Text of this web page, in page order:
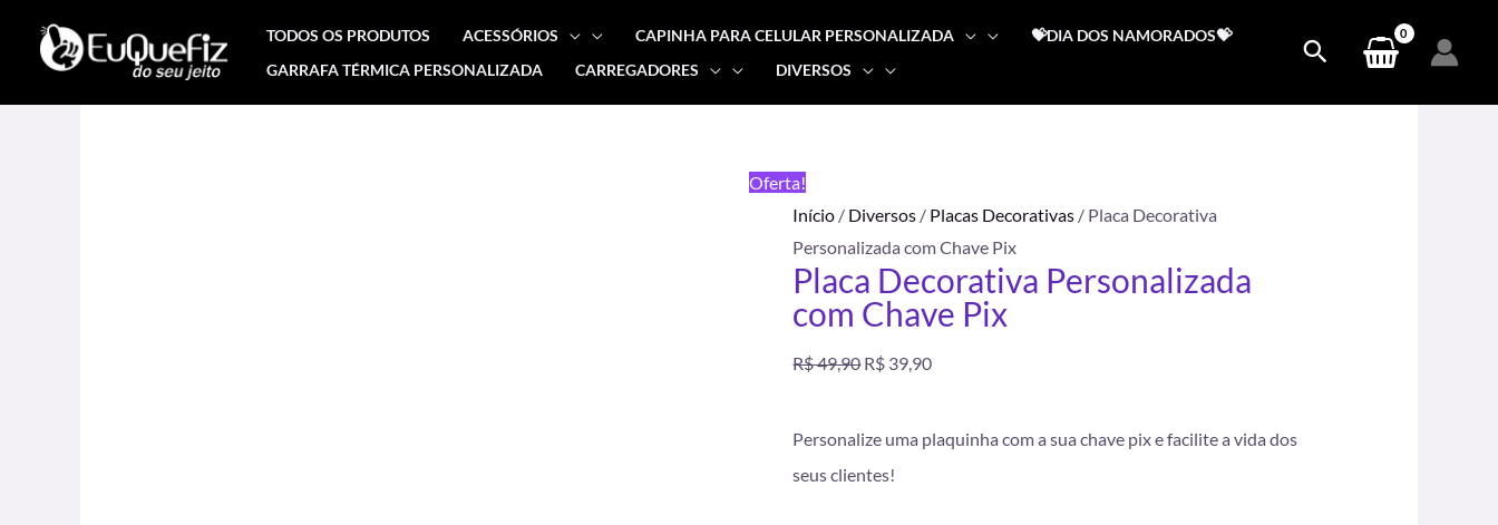
conteúdo
TODOS OS PRODUTOS ACESSÓRIOS CAPINHA PARA CELULAR PERSONALIZADA
💝DIA DOS NAMORADOS💝
GARRAFA TÉRMICA PERSONALIZADA
CARREGADORES DIVERSOS
Oferta!
Início / Diversos / Placas Decorativas / Placa Decorativa
Personalizada com Chave Pix
Placa Decorativa Personalizada
com Chave Pix
R$49,90
era:
R$ 49,90.
R$ 39,90
é:
R$ 39,90.
Personalize uma plaquinha com a sua chave pix e facilite a vida dos
seus clientes!
com
Chave
Pix
quantidade